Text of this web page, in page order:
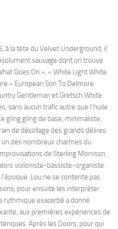
à la tête du Velvet Underground, il
sauvage dont on trouve
Goes On », « White Light White
« European Son To Delmore
Gentleman et Gretsch White
sans aucun trafic autre que I’huile
gling gling de base, minimaliste,
de décollage des grands délires
des nombreux charmes du
de Sterling Morrison,
violoniste-bassiste-organiste.
Lou ne se contente pas
pour ensuite les interpréter
rythmique exacerbé a donné
aux premières expériences de
Après les Doors, pour qui